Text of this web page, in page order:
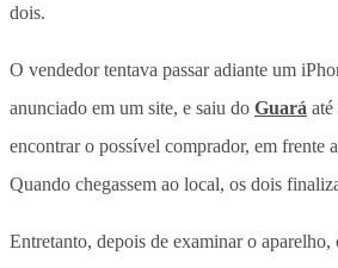
dois.
O vendedor tentava passar adiante um
anunciado em um site, e saiu do Guará
encontrar o possível comprador, em frente
Quando chegassem ao local, os dois
Entretanto, depois de examinar o